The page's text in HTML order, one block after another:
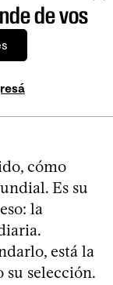
de vos
cómo
Es su
la
está la
su selección.